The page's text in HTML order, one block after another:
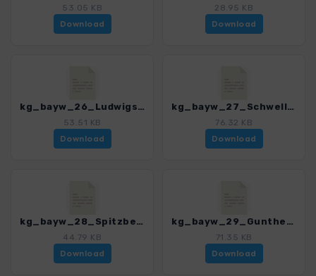
53.05 KB
Download
28.95 KB
Download
kg_bayw_26_Ludwigsthal_3189_1.gpx
53.51 KB
Download
kg_bayw_27_Schwellhaeusl_3189_1.gpx
76.32 KB
Download
kg_bayw_28_Spitzberg_3189_1.gpx
44.79 KB
Download
kg_bayw_29_Guntherkircherl_3189_1.gpx
71.35 KB
Download